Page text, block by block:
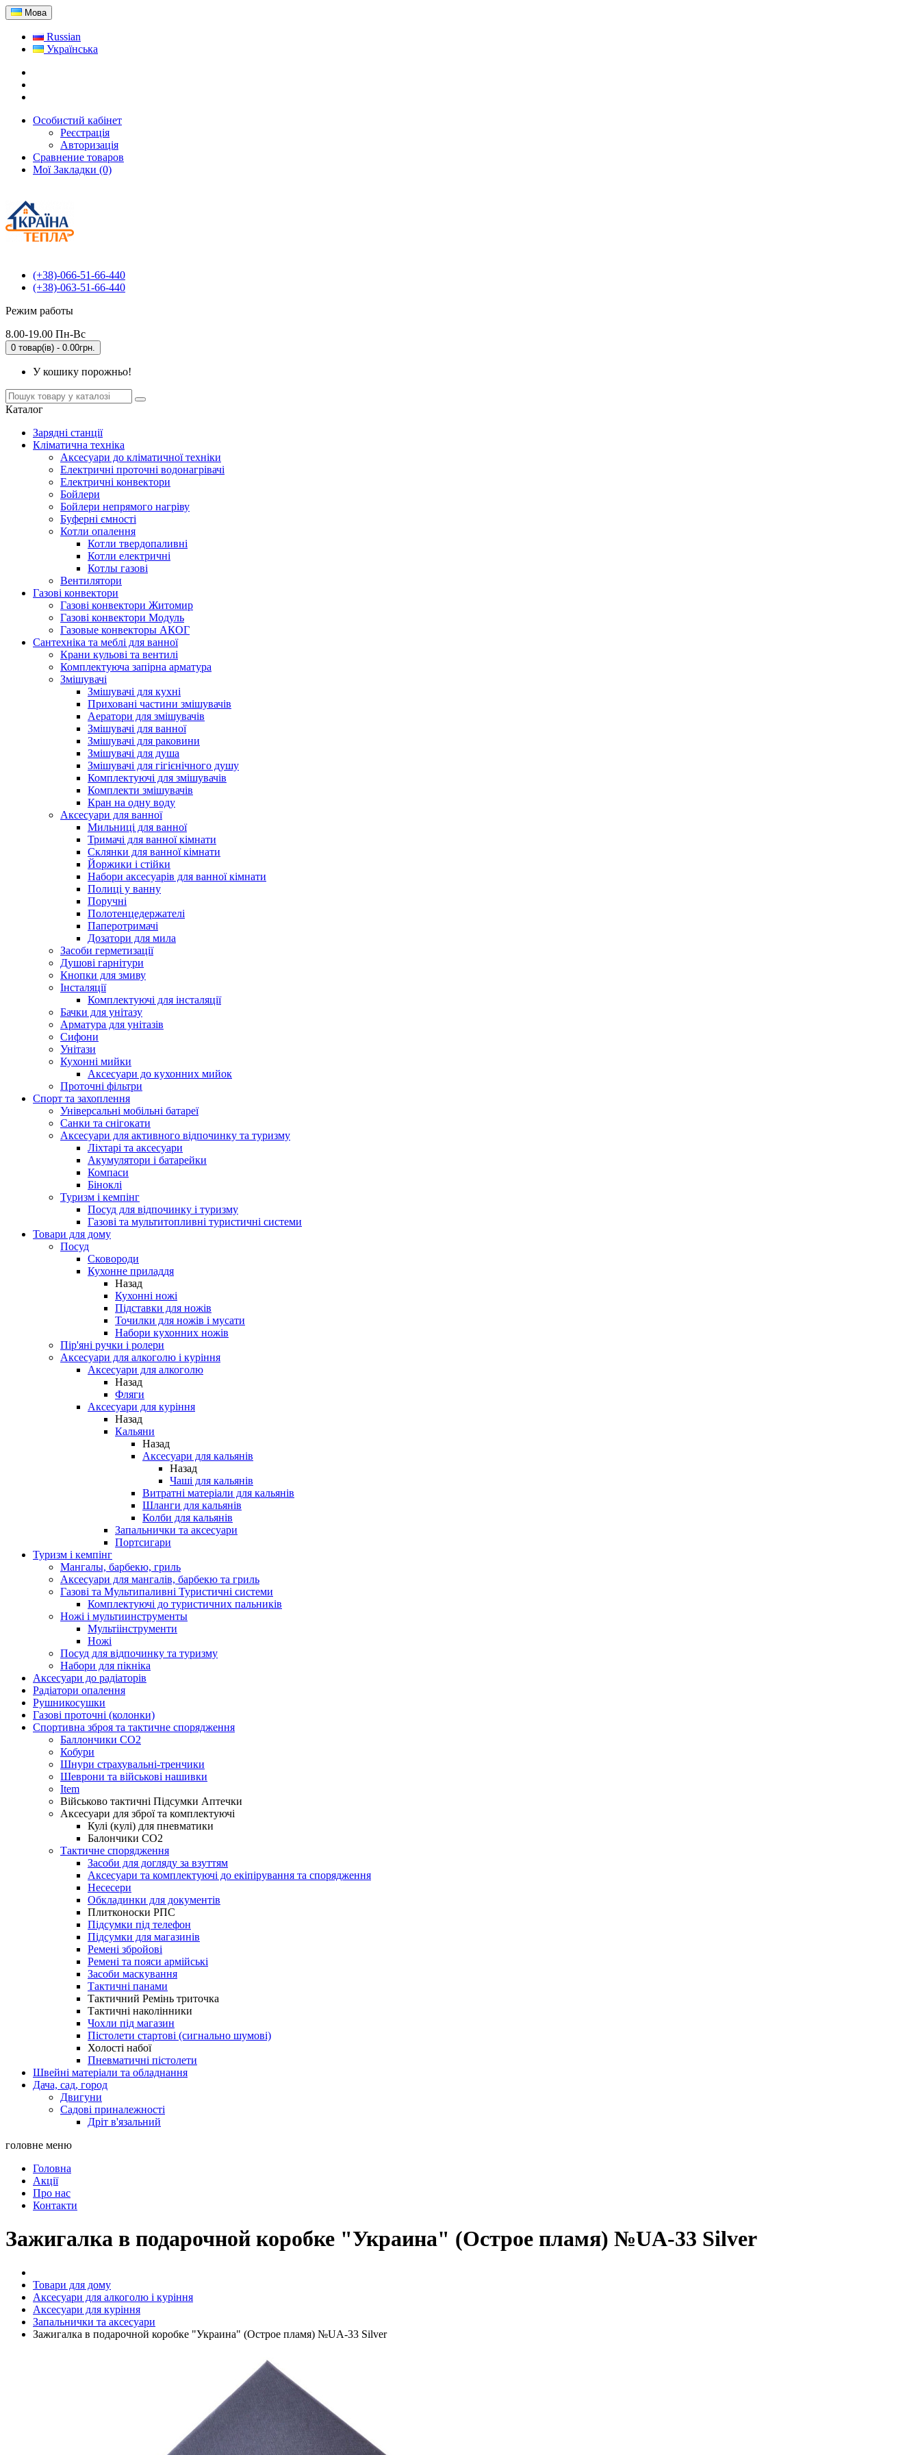
Мова
Russian
Українська
Особистий кабінет
Реєстрація
Авторизація
Сравнение товаров
Мої Закладки (0)
(+38)-066-51-66-440
(+38)-063-51-66-440
Режим работы
8.00-19.00 Пн-Вс
0 товар(ів) - 0.00грн.
У кошику порожньо!
Каталог
Зарядні станції
Кліматична техніка
Аксесуари до кліматичної техніки
Електричні проточні водонагрівачі
Електричні конвектори
Бойлери
Бойлери непрямого нагріву
Буферні ємності
Котли опалення
Котли твердопаливні
Котли електричні
Котлы газові
Вентилятори
Газові конвектори
Газові конвектори Житомир
Газові конвектори Модуль
Газовые конвекторы АКОГ
Сантехніка та меблі для ванної
Крани кульові та вентилі
Комплектуюча запірна арматура
Змішувачі
Змішувачі для кухні
Приховані частини змішувачів
Аератори для змішувачів
Змішувачі для ванної
Змішувачі для раковини
Змішувачі для душа
Змішувачі для гігієнічного душу
Комплектуючі для змішувачів
Комплекти змішувачів
Кран на одну воду
Аксесуари для ванної
Мильниці для ванної
Тримачі для ванної кімнати
Склянки для ванної кімнати
Йоржики і стійки
Набори аксесуарів для ванної кімнати
Полиці у ванну
Поручні
Полотенцедержателі
Паперотримачі
Дозатори для мила
Засоби герметизації
Душові гарнітури
Кнопки для змиву
Інсталяції
Комплектуючі для інсталяції
Бачки для унітазу
Арматура для унітазів
Сифони
Унітази
Кухонні мийки
Аксесуари до кухонних мийок
Проточні фільтри
Спорт та захоплення
Універсальні мобільні батареї
Санки та снігокати
Аксесуари для активного відпочинку та туризму
Ліхтарі та аксесуари
Акумулятори і батарейки
Компаси
Біноклі
Туризм і кемпінг
Посуд для відпочинку і туризму
Газові та мультитопливні туристичні системи
Товари для дому
Посуд
Сковороди
Кухонне приладдя
Назад
Кухонні ножі
Підставки для ножів
Точилки для ножів і мусати
Набори кухонних ножів
Пір'яні ручки і ролери
Аксесуари для алкоголю і куріння
Аксесуари для алкоголю
Назад
Фляги
Аксесуари для куріння
Назад
Кальяни
Назад
Аксесуари для кальянів
Назад
Чаші для кальянів
Витратні матеріали для кальянів
Шланги для кальянів
Колби для кальянів
Запальнички та аксесуари
Портсигари
Туризм і кемпінг
Мангалы, барбекю, гриль
Аксесуари для мангалів, барбекю та гриль
Газові та Мультипаливні Туристичні системи
Комплектуючі до туристичних пальників
Ножі і мультиинструменты
Мультіінструменти
Ножі
Посуд для відпочинку та туризму
Набори для пікніка
Аксесуари до радіаторів
Радіатори опалення
Рушникосушки
Газові проточні (колонки)
Спортивна зброя та тактичне спорядження
Баллончики CO2
Кобури
Шнури страхувальні-тренчики
Шеврони та військові нашивки
Item
Військово тактичні Підсумки Аптечки
Аксесуари для зброї та комплектуючі
Кулі (кулі) для пневматики
Балончики CO2
Тактичне спорядження
Засоби для догляду за взуттям
Аксесуари та комплектуючі до екіпірування та спорядження
Несесери
Обкладинки для документів
Плитконоски РПС
Підсумки під телефон
Підсумки для магазинів
Ремені збройові
Ремені та пояси армійські
Засоби маскування
Тактичні панами
Тактичний Ремінь триточка
Тактичні наколінники
Чохли під магазин
Пістолети стартові (сигнально шумові)
Холості набої
Пневматичні пістолети
Швейні матеріали та обладнання
Дача, сад, город
Двигуни
Садові приналежності
Дріт в'язальний
головне меню
Головна
Акції
Про нас
Контакти
Зажигалка в подарочной коробке "Украина" (Острое пламя) №UA-33 Silver
Товари для дому
Аксесуари для алкоголю і куріння
Аксесуари для куріння
Запальнички та аксесуари
Зажигалка в подарочной коробке "Украина" (Острое пламя) №UA-33 Silver